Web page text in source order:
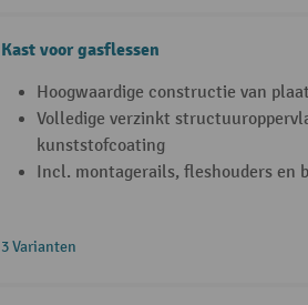
Kast voor gasflessen
Hoogwaardige constructie van
Volledige verzinkt
kunststofcoating
Incl. montagerails, fleshouders en
3 Varianten